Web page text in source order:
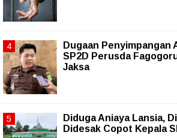
Dugaan Penyimpangan
SP2D Perusda
Jaksa
Diduga Aniaya Lansia,
Didesak Copot Kepala